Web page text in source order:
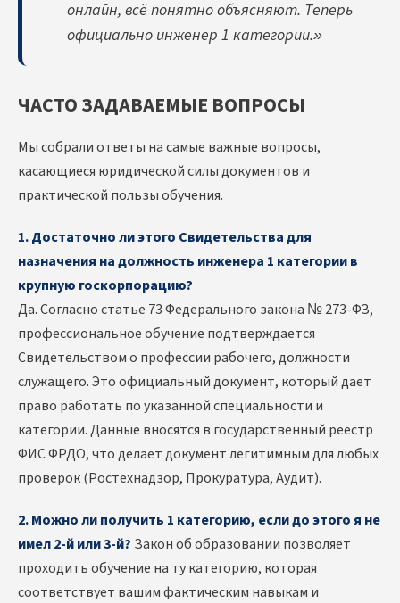
онлайн, всё понятно объясняют. Теперь
официально инженер 1 категории.»
ЧАСТО ЗАДАВАЕМЫЕ ВОПРОСЫ
Мы собрали ответы на самые важные вопросы,
касающиеся юридической силы документов и
практической пользы обучения.
1. Достаточно ли этого Свидетельства для
назначения на должность инженера 1 категории в
крупную госкорпорацию?
Да. Согласно статье 73 Федерального закона № 273-ФЗ,
профессиональное обучение подтверждается
Свидетельством о профессии рабочего, должности
служащего. Это официальный документ, который дает
право работать по указанной специальности и
категории. Данные вносятся в государственный реестр
ФИС ФРДО, что делает документ легитимным для любых
проверок (Ростехнадзор, Прокуратура, Аудит).
2. Можно ли получить 1 категорию, если до этого я не
имел 2-й или 3-й? Закон об образовании позволяет
проходить обучение на ту категорию, которая
соответствует вашим фактическим навыкам и